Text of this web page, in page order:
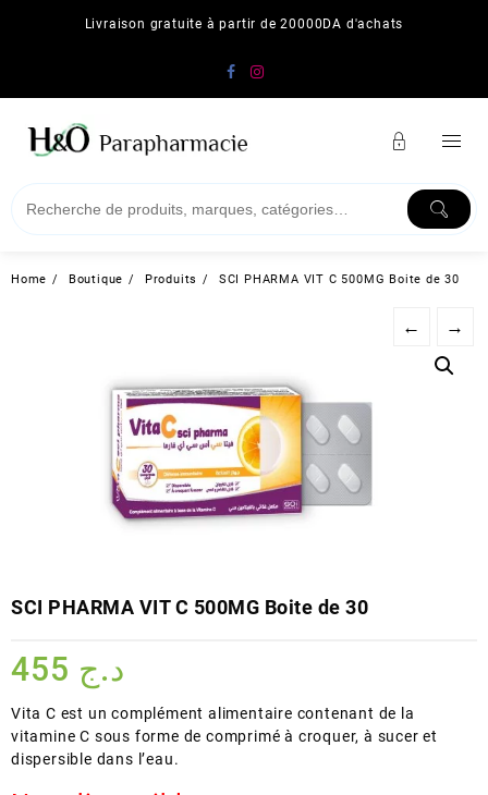
Livraison gratuite à partir de 20000DA d'achats
Home Boutique Produits SCI PHARMA VIT C 500MG Boite de 30
← →
SCI PHARMA VIT C 500MG Boite de 30
د.ج
Vita C est un complément alimentaire contenant de la
vitamine C sous forme de comprimé à croquer, à sucer et
dispersible dans l’eau.